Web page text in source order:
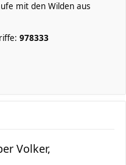
mit den Wilden aus
978333
Volker,